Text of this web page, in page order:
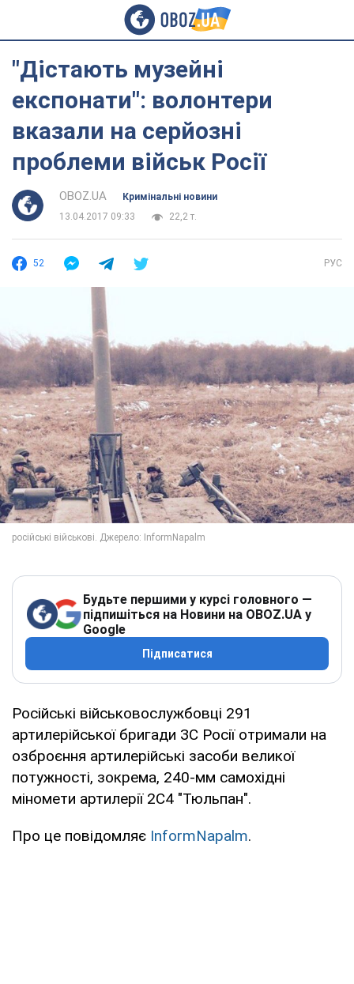
"Дістають музейні
експонати": волонтери
вказали на серйозні
проблеми військ Росії
OBOZ.UA
Кримінальні новини
13.04.2017 09:33
22,2 т.
52 РУС
Будьте першими у курсі головного —
підпишіться на Новини на OBOZ.UA у
Google
Підписатися
Російські військовослужбовці 291
артилерійської бригади ЗС Росії отримали на
озброєння артилерійські засоби великої
потужності, зокрема, 240-мм самохідні
міномети артилерії 2С4 "Тюльпан".
Про це повідомляє InformNapalm.